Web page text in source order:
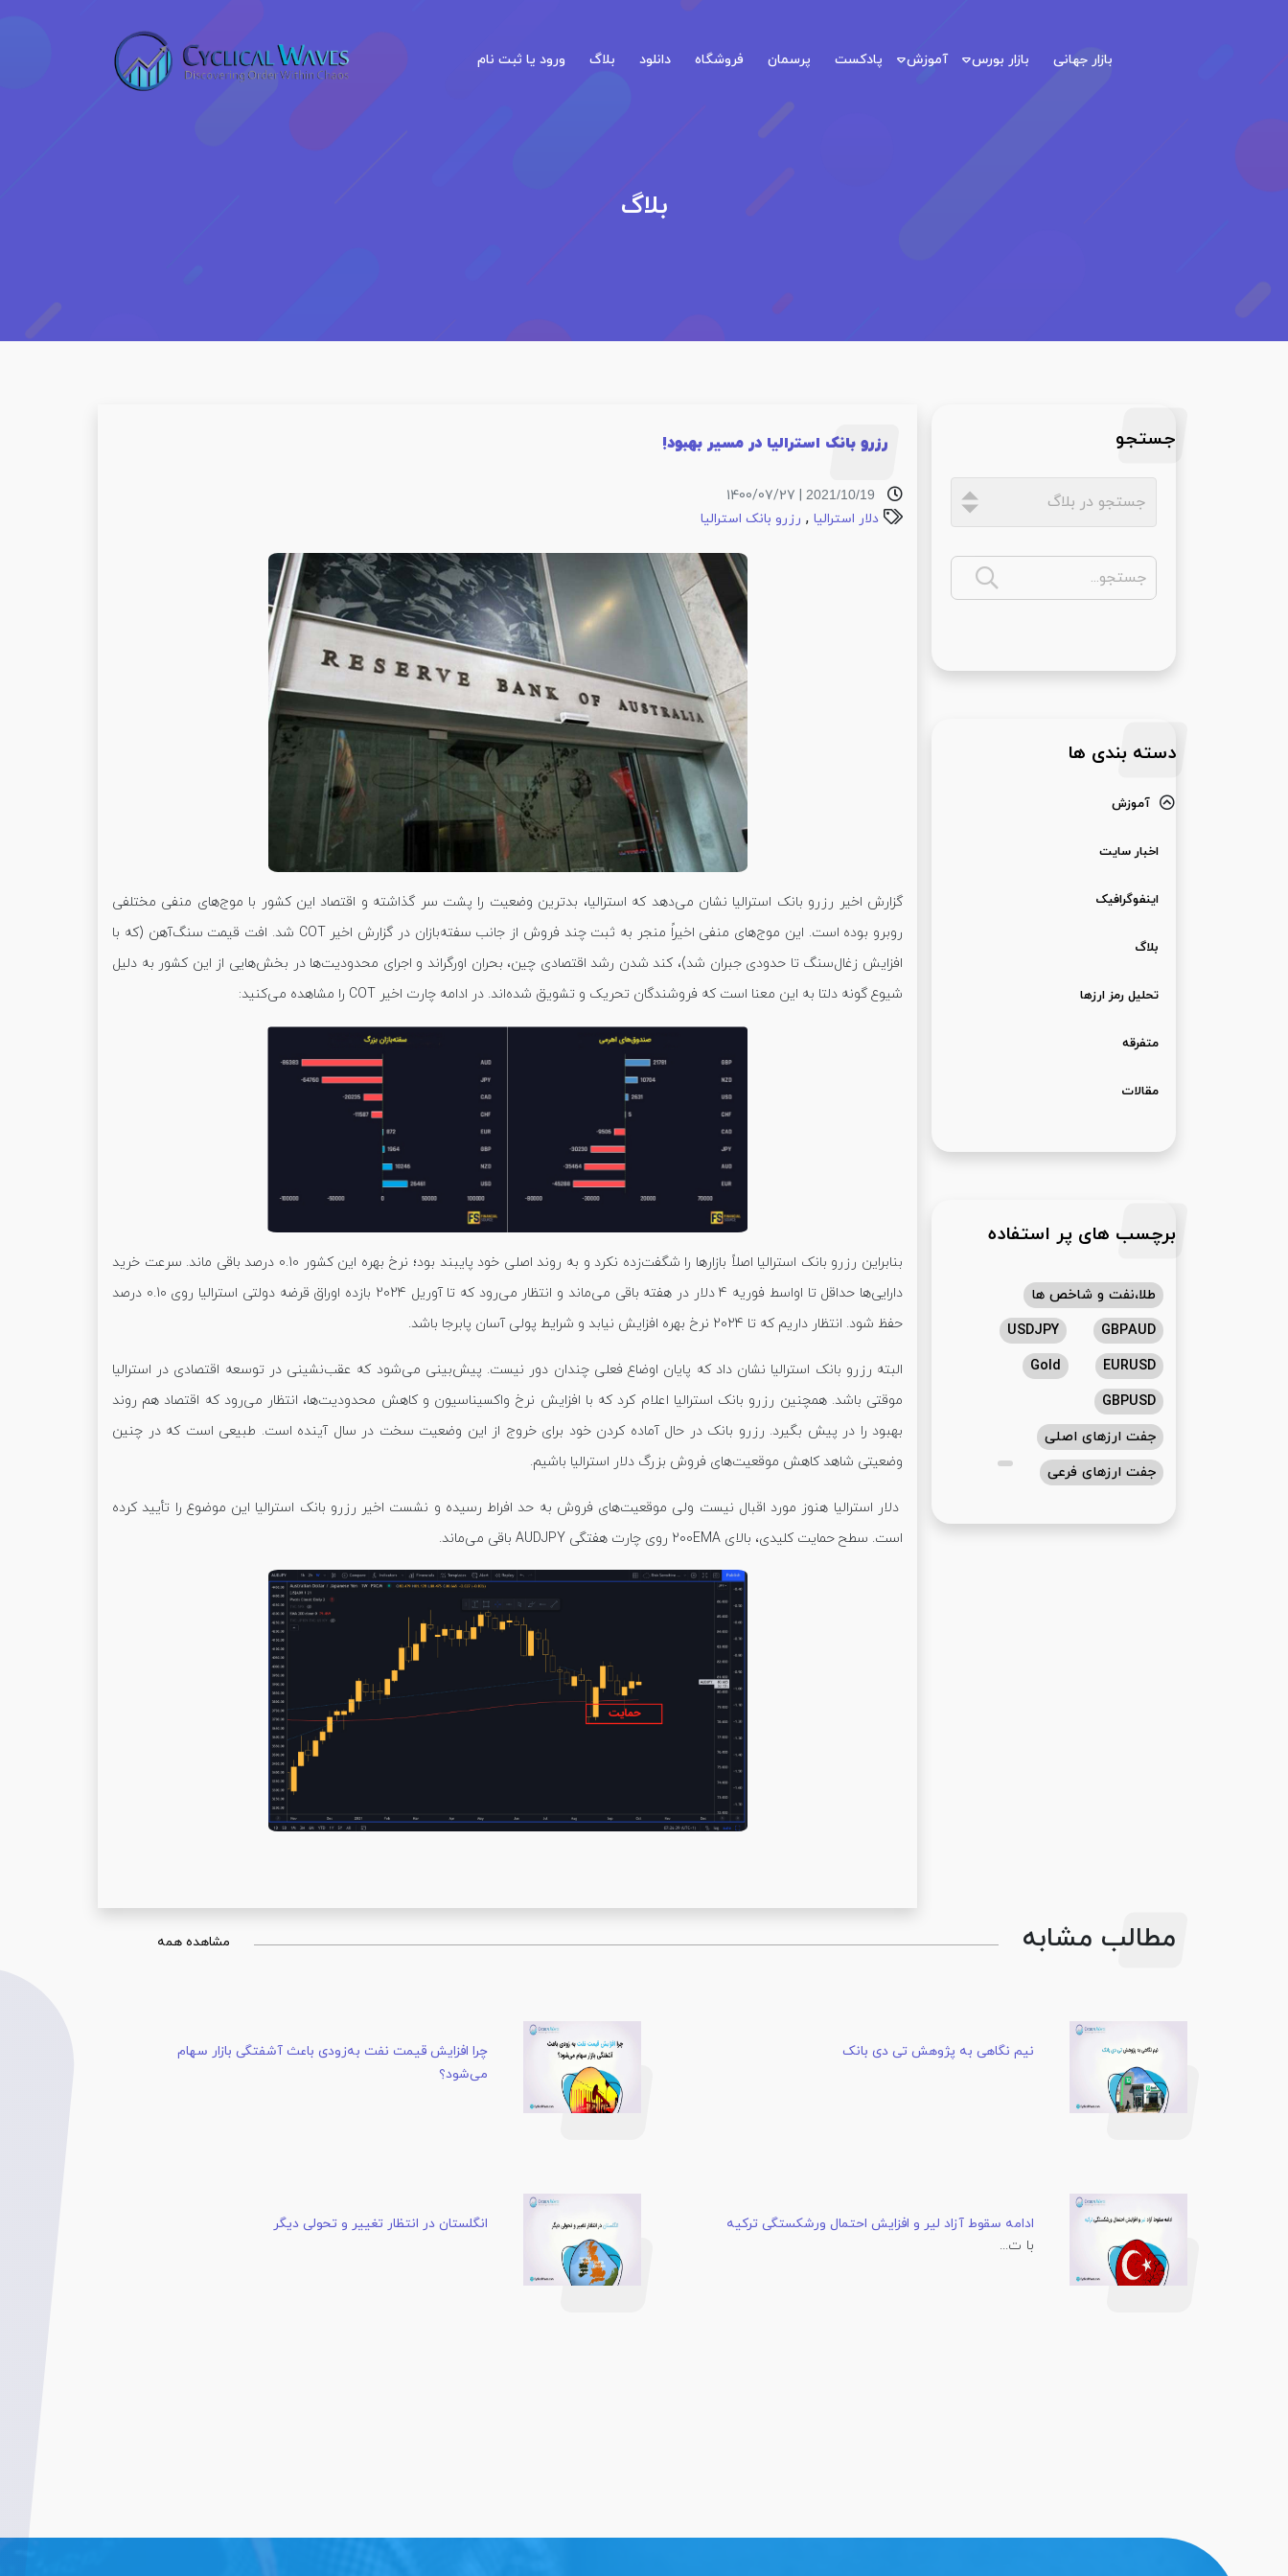
بازار جهانی بازار بورس آموزش پادکست پرسمان فروشگاه دانلود بلاگ ورود یا ثبت نام
بلاگ
جستجو
دسته بندی ها
آموزش
اخبار سایت
اینفوگرافیک
بلاگ
تحلیل رمز ارزها
متفرقه
مقالات
برچسب های پر استفاده
طلا،نفت و شاخص ها
GBPAUD
USDJPY
EURUSD
Gold
GBPUSD
جفت ارزهای اصلی
جفت ارزهای فرعی
رزرو بانک استرالیا در مسیر بهبود!
2021/10/19
| 1400/07/27
دلار استرالیا , رزرو بانک استرالیا
گزارش اخیر رزرو بانک استرالیا نشان می‌دهد که استرالیا، بدترین وضعیت را پشت سر گذاشته و اقتصاد این کشور با موج‌های منفی مختلفی
روبرو بوده است. این موج‌های منفی اخیراً منجر به ثبت چند فروش از جانب سفته‌بازان در گزارش اخیر COT شد. افت قیمت سنگ‌آهن (که با
افزایش زغال‌سنگ تا حدودی جبران شد)، کند شدن رشد اقتصادی چین، بحران اورگراند و اجرای محدودیت‌ها در بخش‌هایی از این کشور به ‌دلیل
شیوع گونه دلتا به این معنا است که فروشندگان تحریک و تشویق شده‌اند. در ادامه چارت اخیر COT را مشاهده می‌کنید:
بنابراین رزرو بانک استرالیا اصلاً بازارها را شگفت‌زده نکرد و به روند اصلی خود پایبند بود؛ نرخ بهره این کشور 0.10 درصد باقی ماند. سرعت خرید
دارایی‌ها حداقل تا اواسط فوریه 4 دلار در هفته باقی می‌ماند و انتظار می‌رود که تا آوریل 2024 بازده اوراق قرضه دولتی استرالیا روی 0.10 درصد
حفظ شود. انتظار داریم که تا 2024 نرخ بهره افزایش نیابد و شرایط پولی آسان پابرجا باشد.
البته رزرو بانک استرالیا نشان داد که پایان اوضاع فعلی چندان دور نیست. پیش‌بینی می‌‎شود که عقب‌نشینی در توسعه اقتصادی در استرالیا
موقتی باشد. همچنین رزرو بانک استرالیا اعلام کرد که با افزایش نرخ واکسیناسیون و کاهش محدودیت‌ها، انتظار می‌رود که اقتصاد هم روند
بهبود را در پیش بگیرد. رزرو بانک در حال آماده کردن خود برای خروج از این وضعیت سخت در سال آینده است. طبیعی است که در چنین
وضعیتی شاهد کاهش موقعیت‌های فروش بزرگ دلار استرالیا باشیم.
دلار استرالیا هنوز مورد اقبال نیست ولی موقعیت‌های فروش به حد افراط رسیده و نشست اخیر رزرو بانک استرالیا این موضوع را تأیید کرده
است. سطح حمایت کلیدی، بالای 200EMA روی چارت هفتگی AUDJPY باقی می‌ماند.
مطالب مشابه مشاهده همه
نیم نگاهی به پژوهش تی دی بانک
چرا افزایش قیمت نفت به‌زودی باعث آشفتگی بازار سهام
می‌شود؟
ادامه سقوط آزاد لیر و افزایش احتمال ورشکستگی ترکیه
با ت...
انگلستان در انتظار تغییر و تحولی دیگر